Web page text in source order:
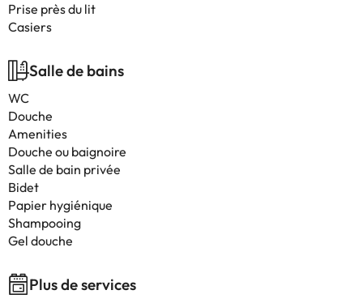
Prise près du lit
Casiers
Salle de bains
WC
Douche
Amenities
Douche ou baignoire
Salle de bain privée
Bidet
Papier hygiénique
Shampooing
Gel douche
Plus de services